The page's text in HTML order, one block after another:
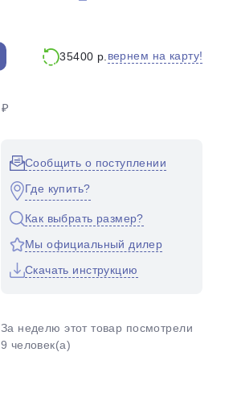
35400 р. вернем на карту!
₽
Сообщить о поступлении
Где купить?
Как выбрать размер?
Мы официальный дилер
Скачать инструкцию
За неделю этот товар посмотрели
9 человек(а)